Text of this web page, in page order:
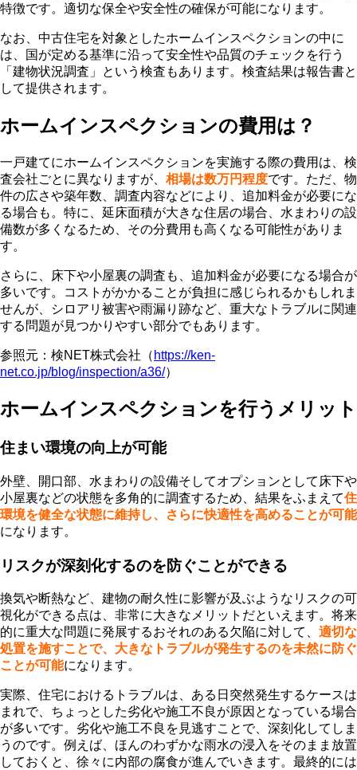
特徴です。適切な保全や安全性の確保が可能になります。
なお、中古住宅を対象としたホームインスペクションの中に
は、国が定める基準に沿って安全性や品質のチェックを行う
「建物状況調査」という検査もあります。検査結果は報告書と
して提供されます。
ホームインスペクションの費用は？
一戸建てにホームインスペクションを実施する際の費用は、検
査会社ごとに異なりますが、 相場は数万円程度です。ただ、物
件の広さや築年数、調査内容などにより、追加料金が必要にな
る場合も。特に、延床面積が大きな住居の場合、水まわりの設
備数が多くなるため、その分費用も高くなる可能性がありま
す。
さらに、床下や小屋裏の調査も、追加料金が必要になる場合が
多いです。コストがかかることが負担に感じられるかもしれま
せんが、シロアリ被害や雨漏り跡など、重大なトラブルに関連
する問題が見つかりやすい部分でもあります。
参照元：検NET株式会社（ https://ken-
net.co.jp/blog/inspection/a36/）
ホームインスペクションを行うメリット
住まい環境の向上が可能
外壁、開口部、水まわりの設備そしてオプションとして床下や
小屋裏などの状態を多角的に調査するため、結果をふまえて住
環境を健全な状態に維持し、さらに快適性を高めることが可能
になります。
リスクが深刻化するのを防ぐことができる
換気や断熱など、建物の耐久性に影響が及ぶようなリスクの可
視化ができる点は、非常に大きなメリットだといえます。将来
的に重大な問題に発展するおそれのある欠陥に対して、 適切な
処置を施すことで、大きなトラブルが発生するのを未然に防ぐ
ことが可能になります。
実際、住宅におけるトラブルは、ある日突然発生するケースは
まれで、ちょっとした劣化や施工不良が原因となっている場合
が多いです。劣化や施工不良を見逃すことで、深刻化してしま
うのです。例えば、ほんのわずかな雨水の浸入をそのまま放置
しておくと、徐々に内部の腐食が進んでいきます。最終的には